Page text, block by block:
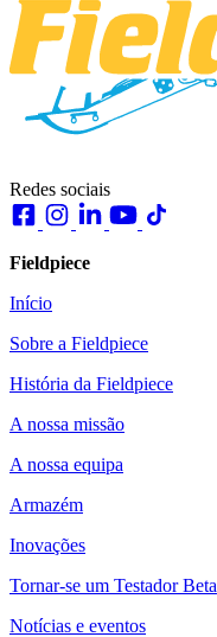
Redes sociais
Fieldpiece
Início
Sobre a Fieldpiece
História da Fieldpiece
A nossa missão
A nossa equipa
Armazém
Inovações
Tornar-se um Testador Beta
Notícias e eventos